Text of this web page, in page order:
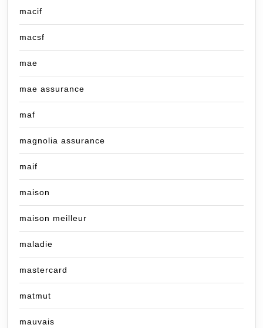
macif
macsf
mae
mae assurance
maf
magnolia assurance
maif
maison
maison meilleur
maladie
mastercard
matmut
mauvais